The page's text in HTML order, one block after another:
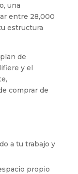
una
entre 28,000
estructura
de
y el
comprar de
a tu trabajo y
propio